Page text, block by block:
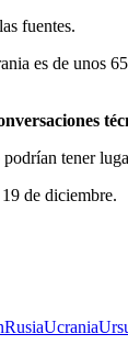
fuentes.
es de unos
tener
de diciembre.
RusiaUcrania